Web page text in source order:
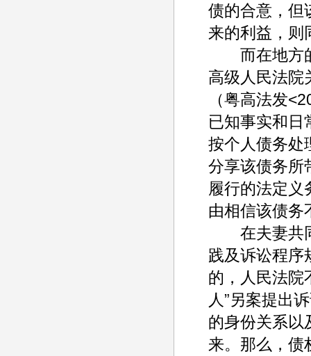
债的合意，但
来的利益，则
而在地方的
高级人民法院
（粤高法发
已知事实和日
按个人债务处
分享该债务所
履行的法定义
由相信该债务
在夫妻共同
践及诉讼程序
的，人民法院
人”另案提出
的身份关系以
来。那么，债